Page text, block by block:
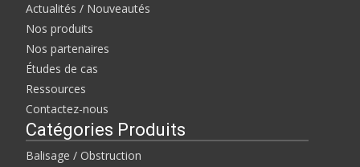
Actualités / Nouveautés
Nos produits
Nos partenaires
Études de cas
Ressources
Contactez-nous
Catégories Produits
Balisage / Obstruction